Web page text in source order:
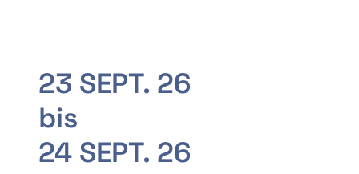
23 SEPT. 26
bis
24 SEPT. 26